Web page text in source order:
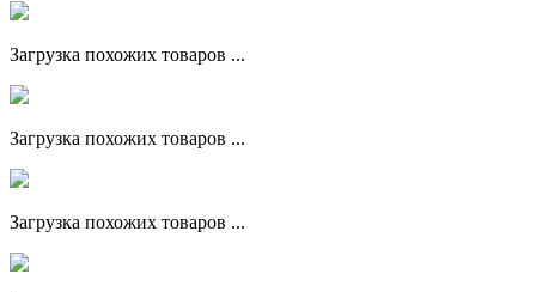
Загрузка похожих товаров ...
Загрузка похожих товаров ...
Загрузка похожих товаров ...